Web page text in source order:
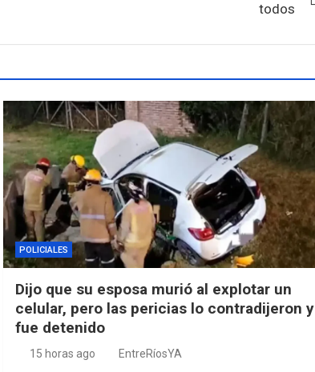
todos
POLICIALES
Dijo que su esposa murió al explotar un
celular, pero las pericias lo contradijeron y
fue detenido
15 horas ago EntreRíosYA